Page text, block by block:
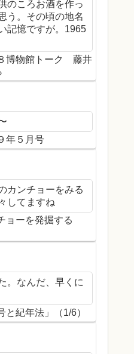
のころお酒を作っ
う。その頃の地名
記憶ですが。1965
博物館トーク 藤井
年５月号
カンチョーをみる
してますね
ョーを発掘する
。なんだ、早くに
と紀年法」（1/6）